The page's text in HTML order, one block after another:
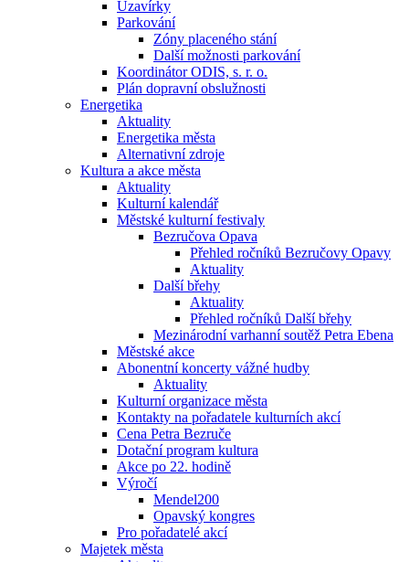
Uzavírky
Parkování
Zóny placeného stání
Další možnosti parkování
Koordinátor ODIS, s. r. o.
Plán dopravní obslužnosti
Energetika
Aktuality
Energetika města
Alternativní zdroje
Kultura a akce města
Aktuality
Kulturní kalendář
Městské kulturní festivaly
Bezručova Opava
Přehled ročníků Bezručovy Opavy
Aktuality
Další břehy
Aktuality
Přehled ročníků Další břehy
Mezinárodní varhanní soutěž Petra Ebena
Městské akce
Abonentní koncerty vážné hudby
Aktuality
Kulturní organizace města
Kontakty na pořadatele kulturních akcí
Cena Petra Bezruče
Dotační program kultura
Akce po 22. hodině
Výročí
Mendel200
Opavský kongres
Pro pořadatelé akcí
Majetek města